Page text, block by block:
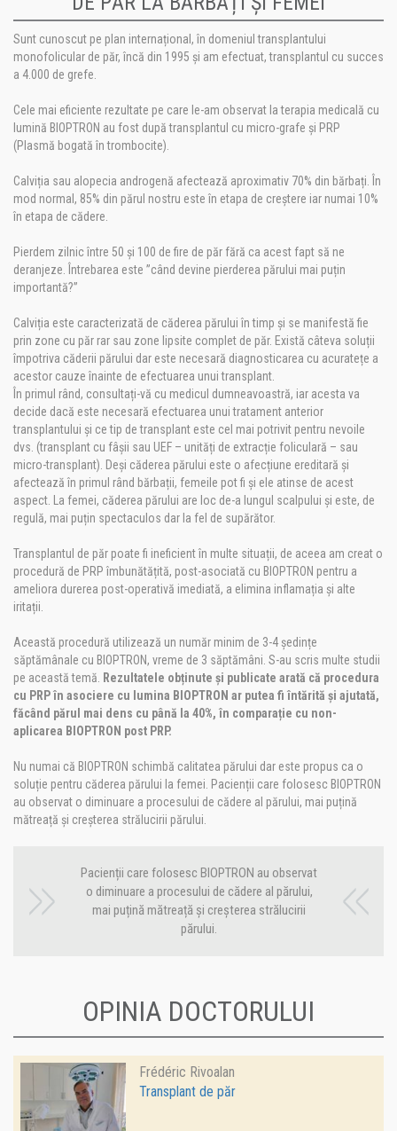
Sunt cunoscut pe plan internațional, în domeniul transplantului
monofolicular de păr, încă din 1995 și am efectuat, transplantul cu succes
a 4.000 de grefe.
Cele mai eficiente rezultate pe care le-am observat la terapia medicală cu
lumină BIOPTRON au fost după transplantul cu micro-grafe și PRP
(Plasmă bogată în trombocite).
Calviția sau alopecia androgenă afectează aproximativ 70% din bărbați. În
mod normal, 85% din părul nostru este în etapa de creștere iar numai 10%
în etapa de cădere.
Pierdem zilnic între 50 și 100 de fire de păr fără ca acest fapt să ne
deranjeze. Întrebarea este ”când devine pierderea părului mai puțin
importantă?”
Calviția este caracterizată de căderea părului în timp și se manifestă fie
prin zone cu păr rar sau zone lipsite complet de păr. Există câteva soluții
împotriva căderii părului dar este necesară diagnosticarea cu acuratețe a
acestor cauze înainte de efectuarea unui transplant.
În primul rând, consultați-vă cu medicul dumneavoastră, iar acesta va
decide dacă este necesară efectuarea unui tratament anterior
transplantului și ce tip de transplant este cel mai potrivit pentru nevoile
dvs. (transplant cu fâșii sau UEF – unități de extracție foliculară – sau
micro-transplant). Deși căderea părului este o afecțiune ereditară și
afectează în primul rând bărbații, femeile pot fi și ele atinse de acest
aspect. La femei, căderea părului are loc de-a lungul scalpului și este, de
regulă, mai puțin spectaculos dar la fel de supărător.
Transplantul de păr poate fi ineficient în multe situații, de aceea am creat o
procedură de PRP îmbunătățită, post-asociată cu BIOPTRON pentru a
ameliora durerea post-operativă imediată, a elimina inflamația și alte
iritații.
Această procedură utilizează un număr minim de 3-4 ședințe
săptămânale cu BIOPTRON, vreme de 3 săptămâni. S-au scris multe studii
pe această temă.
Rezultatele obținute și publicate arată că procedura
cu PRP în asociere cu lumina BIOPTRON ar putea fi întărită și ajutată,
făcând părul mai dens cu până la 40%, în comparație cu non-
aplicarea BIOPTRON post PRP.
Nu numai că BIOPTRON schimbă calitatea părului dar este propus ca o
soluție pentru căderea părului la femei. Pacienții care folosesc BIOPTRON
au observat o diminuare a procesului de cădere al părului, mai puțină
mătreață și creșterea strălucirii părului.
Pacienții care folosesc BIOPTRON au observat
o diminuare a procesului de cădere al părului,
mai puțină mătreață și creșterea strălucirii
părului.
OPINIA DOCTORULUI
Frédéric Rivoalan
Transplant de păr